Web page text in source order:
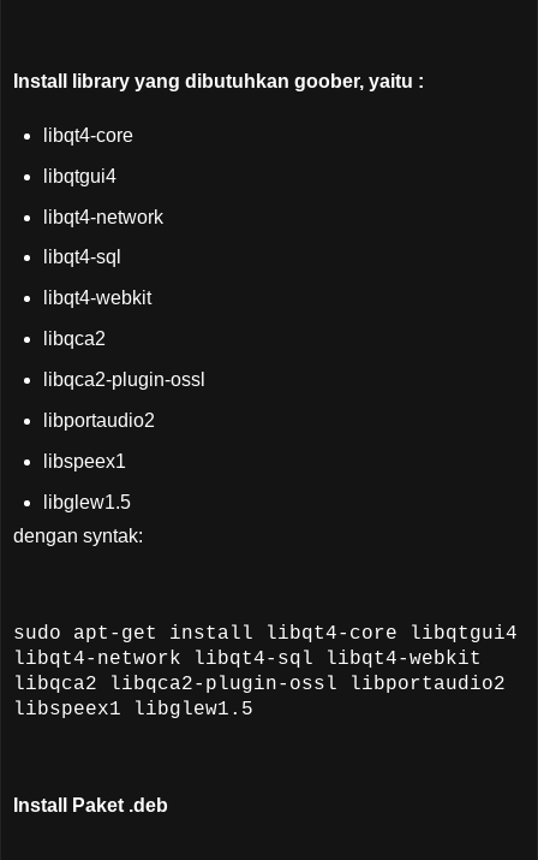
Install library yang dibutuhkan goober, yaitu :
libqt4-core
libqtgui4
libqt4-network
libqt4-sql
libqt4-webkit
libqca2
libqca2-plugin-ossl
libportaudio2
libspeex1
libglew1.5
dengan syntak:
sudo apt-get install libqt4-core libqtgui4
libqt4-network libqt4-sql libqt4-webkit
libqca2 libqca2-plugin-ossl libportaudio2
libspeex1 libglew1.5
Install Paket .deb